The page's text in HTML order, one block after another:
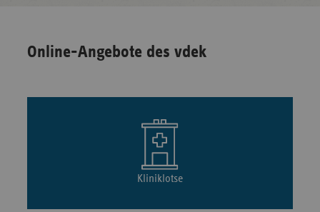
Online-Angebote des vdek
Kliniklotse